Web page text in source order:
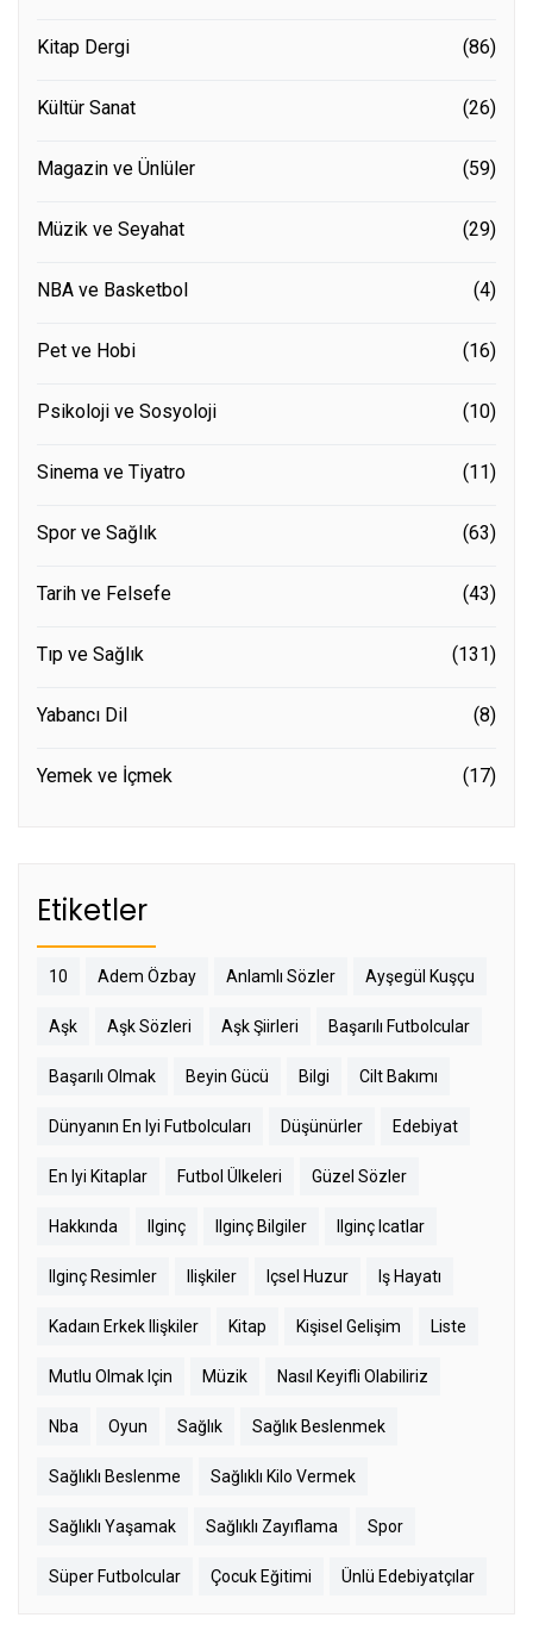
Kitap Dergi (86)
Kültür Sanat (26)
Magazin ve Ünlüler (59)
Müzik ve Seyahat (29)
NBA ve Basketbol (4)
Pet ve Hobi (16)
Psikoloji ve Sosyoloji (10)
Sinema ve Tiyatro (11)
Spor ve Sağlık (63)
Tarih ve Felsefe (43)
Tıp ve Sağlık (131)
Yabancı Dil (8)
Yemek ve İçmek (17)
Etiketler
10 Adem Özbay Anlamlı Sözler Ayşegül Kuşçu
Aşk Aşk Sözleri Aşk Şiirleri Başarılı Futbolcular
Başarılı Olmak Beyin Gücü Bilgi Cilt Bakımı
Dünyanın En Iyi Futbolcuları Düşünürler Edebiyat
En Iyi Kitaplar Futbol Ülkeleri Güzel Sözler
Hakkında Ilginç Ilginç Bilgiler Ilginç Icatlar
Ilginç Resimler Ilişkiler Içsel Huzur Iş Hayatı
Kadaın Erkek Ilişkiler Kitap Kişisel Gelişim Liste
Mutlu Olmak Için Müzik Nasıl Keyifli Olabiliriz
Nba Oyun Sağlık Sağlık Beslenmek
Sağlıklı Beslenme Sağlıklı Kilo Vermek
Sağlıklı Yaşamak Sağlıklı Zayıflama Spor
Süper Futbolcular Çocuk Eğitimi Ünlü Edebiyatçılar